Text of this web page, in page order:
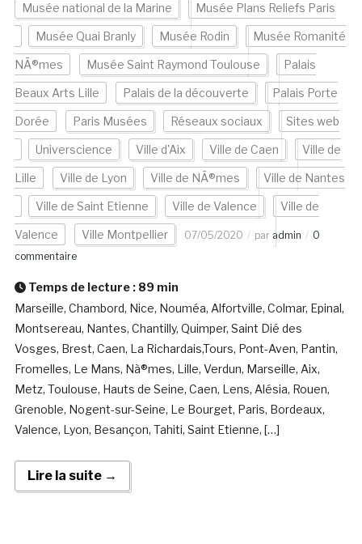
Musée national de la Marine Musée Plans Reliefs Paris
Musée Quai Branly Musée Rodin Musée Romanité
NÃ®mes Musée Saint Raymond Toulouse Palais
Beaux Arts Lille Palais de la découverte Palais Porte
Dorée Paris Musées Réseaux sociaux Sites web
Universcience Ville d'Aix Ville de Caen Ville de
Lille Ville de Lyon Ville de NÃ®mes Ville de Nantes
Ville de Saint Etienne Ville de Valence Ville de
Valence Ville Montpellier 07/05/2020 par admin
0
commentaire
Temps de lecture : 89 min
Marseille, Chambord, Nice, Nouméa, Alfortville, Colmar, Epinal,
Montsereau, Nantes, Chantilly, Quimper, Saint Dié des
Vosges, Brest, Caen, La Richardais,Tours, Pont-Aven, Pantin,
Fromelles, Le Mans, Nà®mes, Lille, Verdun, Marseille, Aix,
Metz, Toulouse, Hauts de Seine, Caen, Lens, Alésia, Rouen,
Grenoble, Nogent-sur-Seine, Le Bourget, Paris, Bordeaux,
Valence, Lyon, Besançon, Tahiti, Saint Etienne, […]
Lire la suite →